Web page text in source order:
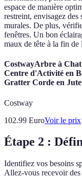
espace de manière
restreint, envisagez des
murales. De plus,
fenêtres. Un bon
maux de tête à la fin de
CostwayArbre à
Centre d'Activité en
Gratter Corde en
Costway
102.99 EuroVoir le prix
Étape 2 :
Identifiez vos besoins
Allez-vous recevoir